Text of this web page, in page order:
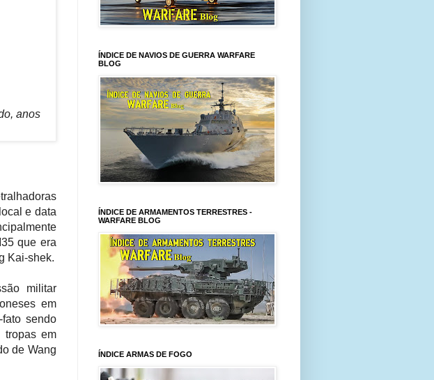
anos
e data
que era
Kai-shek.
militar
em
sendo
tropas em
de Wang
ÍNDICE DE NAVIOS DE GUERRA WARFARE
BLOG
ÍNDICE DE ARMAMENTOS TERRESTRES -
WARFARE BLOG
ÍNDICE ARMAS DE FOGO